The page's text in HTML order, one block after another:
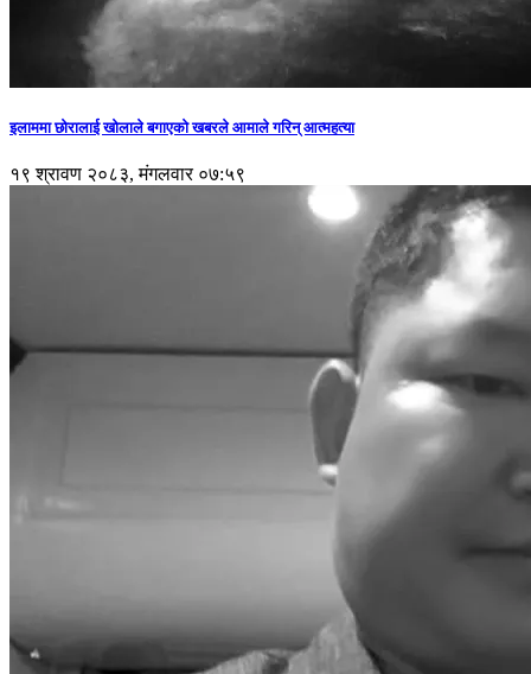
इलाममा छोरालाई खोलाले बगाएकाे खबरले आमाले गरिन् आत्महत्या
१९ श्रावण २०८३, मंगलवार ०७:५९